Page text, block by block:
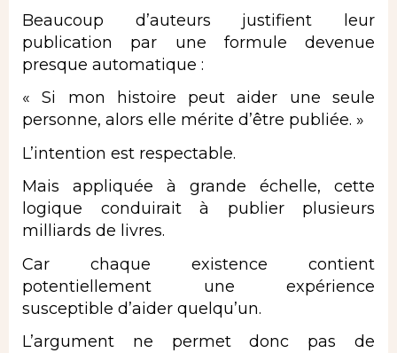
Beaucoup d’auteurs justifient leur
publication par une formule devenue
presque automatique :
« Si mon histoire peut aider une seule
personne, alors elle mérite d’être publiée. »
L’intention est respectable.
Mais appliquée à grande échelle, cette
logique conduirait à publier plusieurs
milliards de livres.
Car chaque existence contient
potentiellement une expérience
susceptible d’aider quelqu’un.
L’argument ne permet donc pas de